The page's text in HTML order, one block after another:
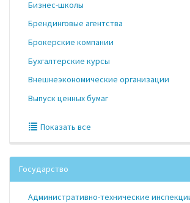
Бизнес-школы
Брендинговые агентства
Брокерские компании
Бухгалтерские курсы
Внешнеэкономические организации
Выпуск ценных бумаг
Показать все
Государство
Административно-технические